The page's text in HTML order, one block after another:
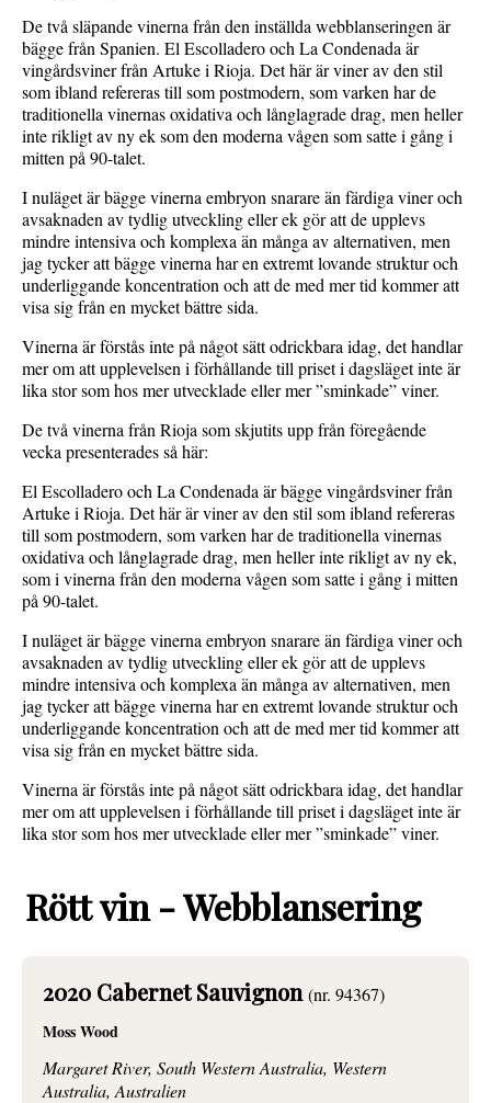
De två släpande vinerna från den inställda webblanseringen är
bägge från Spanien. El Escolladero och La Condenada är
vingårdsviner från Artuke i Rioja. Det här är viner av den stil
som ibland refereras till som postmodern, som varken har de
traditionella vinernas oxidativa och långlagrade drag, men heller
inte rikligt av ny ek som den moderna vågen som satte i gång i
mitten på 90-talet.
I nuläget är bägge vinerna embryon snarare än färdiga viner och
avsaknaden av tydlig utveckling eller ek gör att de upplevs
mindre intensiva och komplexa än många av alternativen, men
jag tycker att bägge vinerna har en extremt lovande struktur och
underliggande koncentration och att de med mer tid kommer att
visa sig från en mycket bättre sida.
Vinerna är förstås inte på något sätt odrickbara idag, det handlar
mer om att upplevelsen i förhållande till priset i dagsläget inte är
lika stor som hos mer utvecklade eller mer ”sminkade” viner.
De två vinerna från Rioja som skjutits upp från föregående
vecka presenterades så här:
El Escolladero och La Condenada är bägge vingårdsviner från
Artuke i Rioja. Det här är viner av den stil som ibland refereras
till som postmodern, som varken har de traditionella vinernas
oxidativa och långlagrade drag, men heller inte rikligt av ny ek,
som i vinerna från den moderna vågen som satte i gång i mitten
på 90-talet.
I nuläget är bägge vinerna embryon snarare än färdiga viner och
avsaknaden av tydlig utveckling eller ek gör att de upplevs
mindre intensiva och komplexa än många av alternativen, men
jag tycker att bägge vinerna har en extremt lovande struktur och
underliggande koncentration och att de med mer tid kommer att
visa sig från en mycket bättre sida.
Vinerna är förstås inte på något sätt odrickbara idag, det handlar
mer om att upplevelsen i förhållande till priset i dagsläget inte är
lika stor som hos mer utvecklade eller mer ”sminkade” viner.
Rött vin - Webblansering
2020 Cabernet Sauvignon(nr. 94367)
Moss Wood
Margaret River, South Western Australia, Western
Australia, Australien